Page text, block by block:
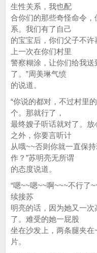
生性关系，我也配
合你们的那些奇怪命令
系。我们有了自己
的宝宝后，你们父子不许
上一次在你们村里
警察糊涂，让你们给我
了。”周美琳气愤
的说道。
“你说的都对，不过村里
个。那就行了，
最终嫂子听话就对了。
之外，你要言听计
从哦~~否则你就一直保
作？”苏明亮无所谓
的态度说道。
“嗯~~嗯~~啊~~~不行了
续接苏
明亮的话，因为她又一
了。难受的她一屁股
坐在沙发上，两条腿夹
片。